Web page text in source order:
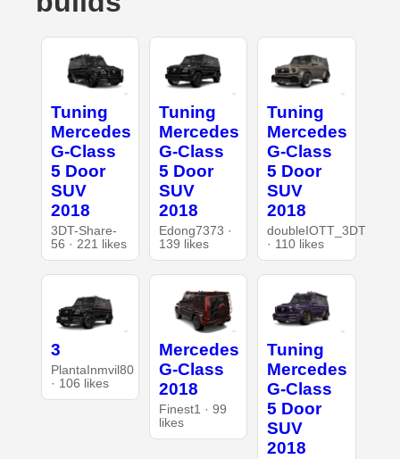
Tuning
Mercedes
G-Class
5 Door
SUV
2018
3DT-Share-
56 · 221 likes
Tuning
Mercedes
G-Class
5 Door
SUV
2018
Edong7373 ·
139 likes
Tuning
Mercedes
G-Class
5 Door
SUV
2018
doubleIOTT_3DT
· 110 likes
3
PlantaInmvil80
· 106 likes
Mercedes
G-Class
2018
Finest1 · 99
likes
Tuning
Mercedes
G-Class
5 Door
SUV
2018